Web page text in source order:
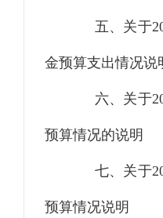
五、关于
金预算支出情况说
六、关于
预算情况的说明
七、关于
预算情况说明